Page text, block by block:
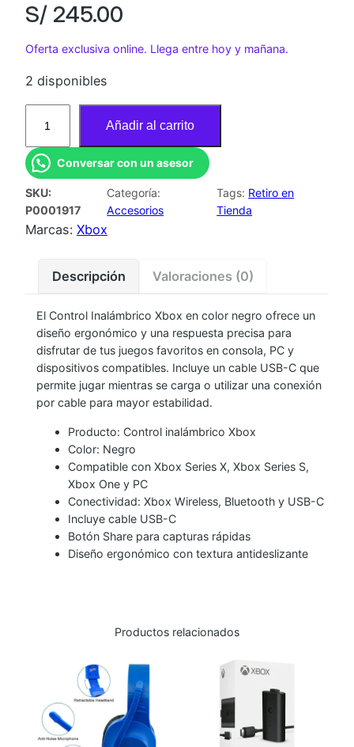
S/ 245.00
Oferta exclusiva online. Llega entre hoy y mañana.
2 disponibles
N
D
O
X
B
Añadir al carrito
Conversar con un asesor
SKU:
P0001917
Categoría:
Accesorios
Tags: Retiro en
Tienda
Marcas: Xbox
Descripción Valoraciones (0)
El Control Inalámbrico Xbox en color negro ofrece un
diseño ergonómico y una respuesta precisa para
disfrutar de tus juegos favoritos en consola, PC y
dispositivos compatibles. Incluye un cable USB-C que
permite jugar mientras se carga o utilizar una conexión
por cable para mayor estabilidad.
Producto: Control inalámbrico Xbox
Color: Negro
Compatible con Xbox Series X, Xbox Series S,
Xbox One y PC
Conectividad: Xbox Wireless, Bluetooth y USB-C
Incluye cable USB-C
Botón Share para capturas rápidas
Diseño ergonómico con textura antideslizante
Productos relacionados